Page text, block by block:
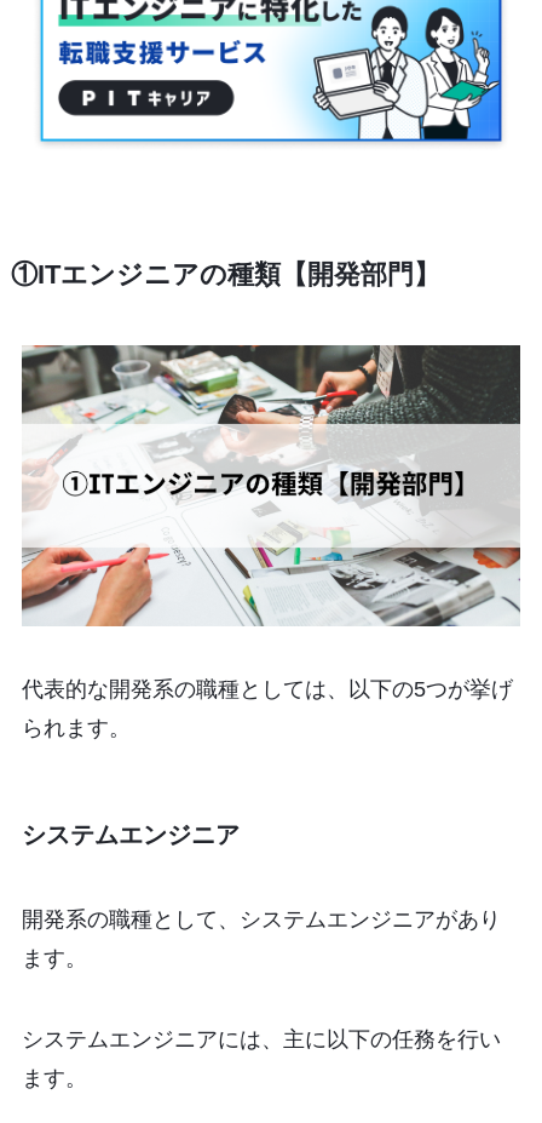
①ITエンジニアの種類【開発部門】
代表的な開発系の職種としては、以下の5つが挙げ
られます。
システムエンジニア
開発系の職種として、システムエンジニアがあり
ます。
システムエンジニアには、主に以下の任務を行い
ます。